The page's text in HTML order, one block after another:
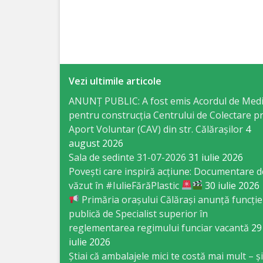
Construcţii,
Gospodărie
Comunală
Drumuri
Specialist
Problemele
Antreprenoriat,
Vezi ultimile articole
ANUNȚ PUBLIC: A fost emis Acordul de
pentru construcția Centrului de Colectare
Aport Voluntar (CAV) din str. Călărașilor 4
august 2026
Sala de sedinte 31-07-2026 31 iulie 2026
Povești care inspiră acțiune: Documentare
văzut în #IulieFărăPlastic
30 iulie 2026
Primăria orașului Călărași anunță funcție
publică de Specialist superior în
reglementarea regimului funciar vacantă 29
iulie 2026
Știai că ambalajele mici te costă mai mult – și